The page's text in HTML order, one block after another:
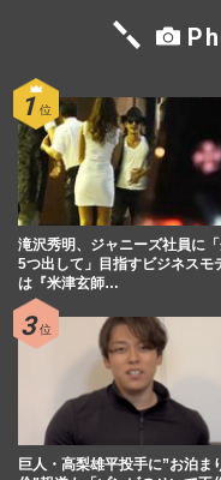
ンバサ
定に携
週刊女性
“二刀
「４
り出
週刊女性
《ド
プ大統
の「日
週刊女性
滝沢秀明、ジャニーズ社員に
5つ出して」目指すビジネスモ
は『米津玄師…
巨人・高梨雄平投手に”お泊ま